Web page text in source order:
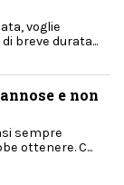
voglie
breve durata...
e non
sempre
ottenere. C...